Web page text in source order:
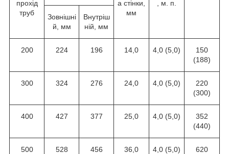
прохід
труб
а стінки,
мм
, м. п.
Зовнішні
й, мм
Внутріш
ній, мм
200 224 196 14,0 4,0 (5,0)
150
(188)
300 324 276 24,0 4,0 (5,0)
220
(300)
400 427 377 25,0 4,0 (5,0)
352
(440)
500 528 456 36,0 4,0 (5,0)
620